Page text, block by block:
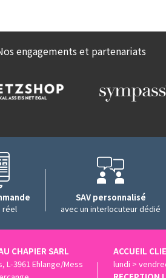
engagements et partenariats
réel
SAV personnalisé
avec un interlocuteur dédié
CHAPIER SARL
L-3961 Ehlange/Mess
ACCUEIL
lundi >